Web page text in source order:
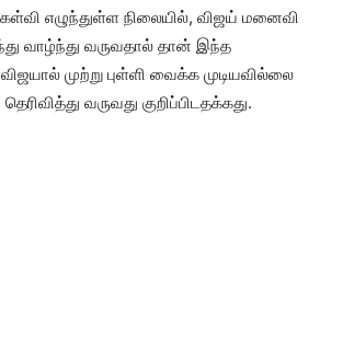
எழுந்துள்ள நிலையில், விஜய் மனைவி
வாழ்ந்து வருவதால் தான் இந்த
முற்று புள்ளி வைக்க முடியவில்லை
வருவது குறிப்பிடதக்கது.